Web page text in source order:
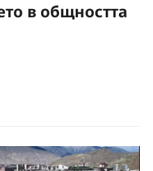
в общността